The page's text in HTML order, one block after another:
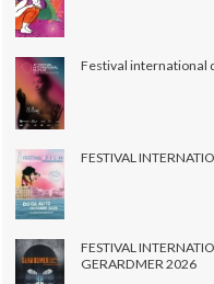
Festival international
FESTIVAL
FESTIVAL
GERARDMER 2026